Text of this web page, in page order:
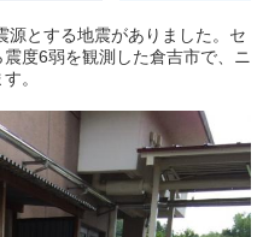
源とする地震がありました。セ
度6弱を観測した倉吉市で、ニ
。